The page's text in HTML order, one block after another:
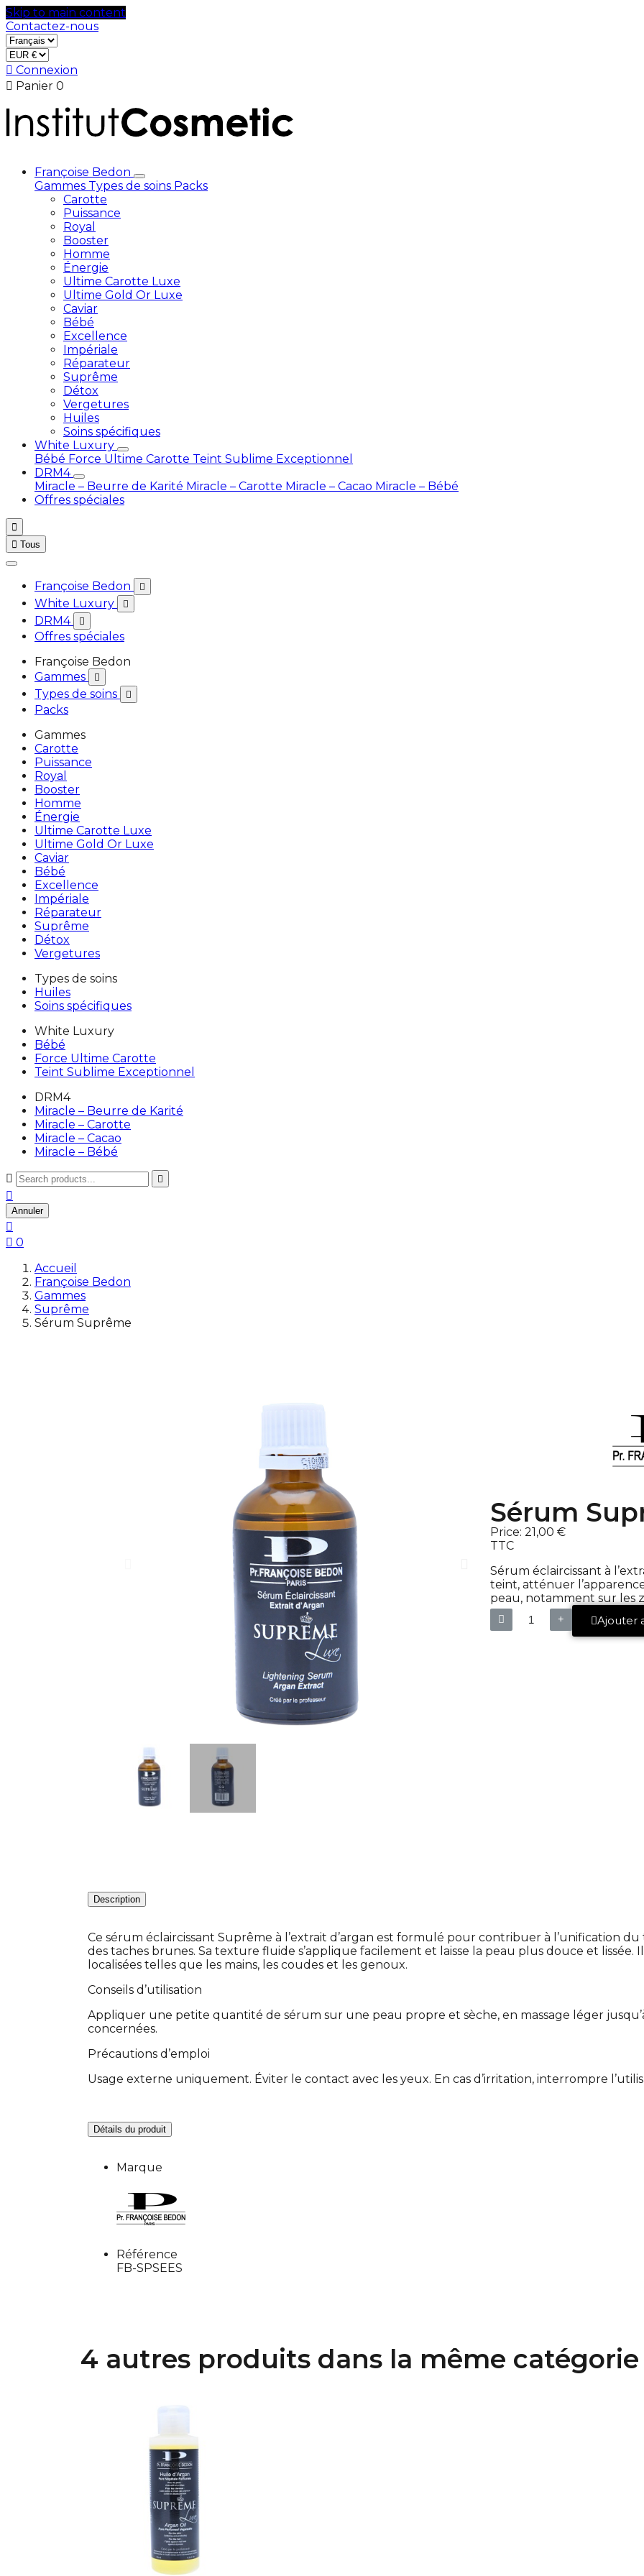
Skip to main content
Contactez-nous
 Connexion
 Panier 0
Françoise Bedon
Gammes Types de soins Packs
Carotte
Puissance
Royal
Booster
Homme
Énergie
Ultime Carotte Luxe
Ultime Gold Or Luxe
Caviar
Bébé
Excellence
Impériale
Réparateur
Suprême
Détox
Vergetures
Huiles
Soins spécifiques
White Luxury
Bébé Force Ultime Carotte Teint Sublime Exceptionnel
DRM4
Miracle – Beurre de Karité Miracle – Carotte Miracle – Cacao Miracle – Bébé
Offres spéciales

 Tous
Françoise Bedon 
White Luxury 
DRM4 
Offres spéciales
Françoise Bedon
Gammes

Types de soins 
Packs
Gammes
Carotte
Puissance
Royal
Booster
Homme
Énergie
Ultime Carotte Luxe
Ultime Gold Or Luxe
Caviar
Bébé
Excellence
Impériale
Réparateur
Suprême
Détox
Vergetures
Types de soins
Huiles
Soins spécifiques
White Luxury
Bébé
Force Ultime Carotte
Teint Sublime Exceptionnel
DRM4
Miracle – Beurre de Karité
Miracle – Carotte
Miracle – Cacao
Miracle – Bébé



Annuler

 0
Accueil
Françoise Bedon
Gammes
Suprême
Sérum Suprême
Sérum
Price: 21,00 €
TTC
Sérum éclaircissant à
teint, atténuer
peau, notamment sur les
Ajouter
Description
Ce sérum éclaircissant Suprême à l’extrait d’argan est formulé pour contribuer à l’unification
des taches brunes. Sa texture fluide s’applique facilement et laisse la peau plus douce et
localisées telles que les mains, les coudes et les genoux.
Conseils d’utilisation
Appliquer une petite quantité de sérum sur une peau propre et sèche, en massage léger
concernées.
Précautions d’emploi
Usage externe uniquement. Éviter le contact avec les yeux. En cas d’irritation, interrompre
Détails du produit
Marque
Référence
FB-SPSEES
4 autres produits dans la même catégorie